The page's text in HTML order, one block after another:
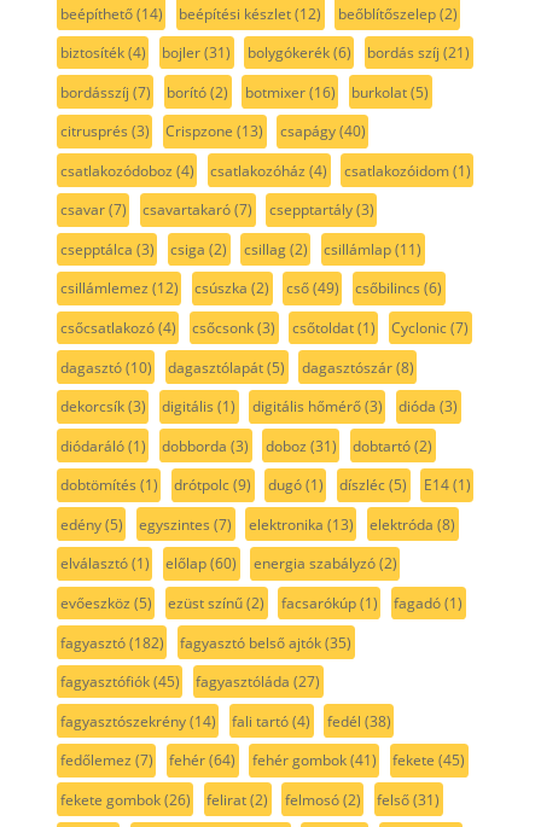
beépíthető(14) beépítési készlet(12) beőblítőszelep(2)
biztosíték(4) bojler(31) bolygókerék(6) bordás szíj (21)
bordásszíj (7) borító(2) botmixer(16) burkolat(5)
citrusprés (3) Crispzone (13) csapágy(40)
csatlakozódoboz (4) csatlakozóház (4) csatlakozóidom(1)
csavar(7) csavartakaró(7) csepptartály(3)
csepptálca (3) csiga (2) csillag(2) csillámlap(11)
csillámlemez (12) csúszka (2) cső(49) csőbilincs (6)
csőcsatlakozó(4) csőcsonk(3) csőtoldat(1) Cyclonic(7)
dagasztó(10) dagasztólapát(5) dagasztószár(8)
dekorcsík(3) digitális (1) digitális hőmérő(3) dióda (3)
diódaráló(1) dobborda (3) doboz (31) dobtartó(2)
dobtömítés (1) drótpolc(9) dugó(1) díszléc(5) E14(1)
edény(5) egyszintes (7) elektronika (13) elektróda (8)
elválasztó(1) előlap(60) energia szabályzó(2)
evőeszköz (5) ezüst színű(2) facsarókúp(1) fagadó(1)
fagyasztó(182) fagyasztó belső ajtók(35)
fagyasztófiók(45) fagyasztóláda (27)
fagyasztószekrény(14) fali tartó(4) fedél (38)
fedőlemez (7) fehér(64) fehér gombok(41) fekete (45)
fekete gombok(26) felirat(2) felmosó(2) felső(31)